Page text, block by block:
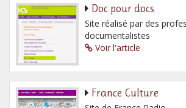
Doc pour docs
Site réalisé par des
documentalistes
Voir l'article
France Culture